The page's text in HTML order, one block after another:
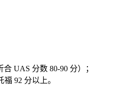
UAS 分数 80-90 分）；
92 分以上。